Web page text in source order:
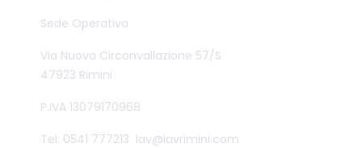
Sede Operativa
Via Nuova Circonvallazione 57/S
47923 Rimini
P.IVA 13079170968
Tel: 0541 777213 lav@lavrimini.com